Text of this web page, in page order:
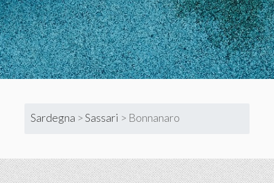
Sardegna >Sassari > Bonnanaro